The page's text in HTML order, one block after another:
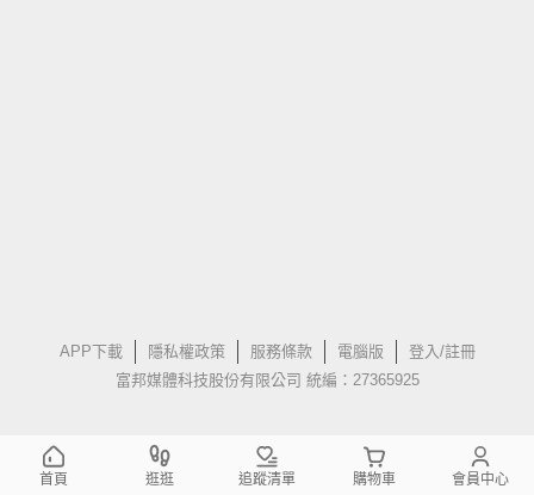
APP下載 隱私權政策 服務條款 電腦版
登入/註冊
富邦媒體科技股份有限公司 統編：27365925
首頁 逛逛 追蹤清單 購物車 會員中心